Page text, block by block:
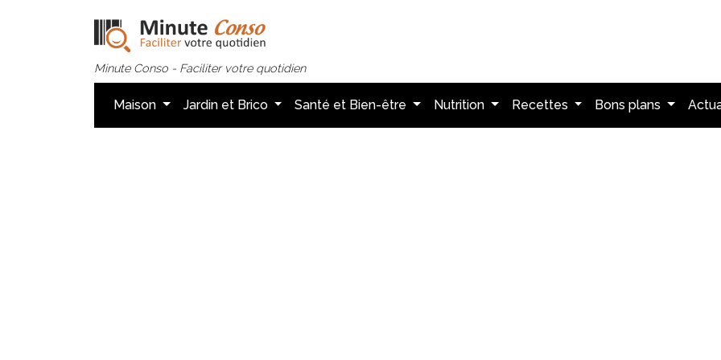
Minute Conso - Faciliter votre quotidien
Maison Jardin et Brico Santé et Bien-être Nutrition Recettes Bons plans